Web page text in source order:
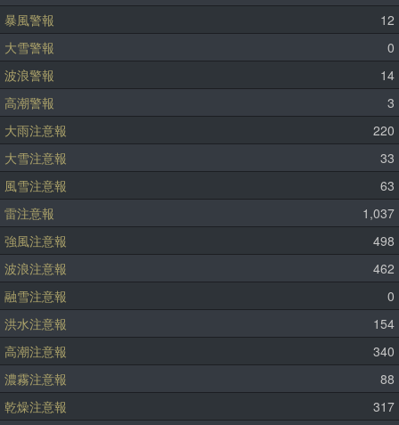
暴風警報
12
大雪警報
0
波浪警報
14
高潮警報
3
大雨注意報
220
大雪注意報
33
風雪注意報
63
雷注意報
1,037
強風注意報
498
波浪注意報
462
融雪注意報
0
洪水注意報
154
高潮注意報
340
濃霧注意報
88
乾燥注意報
317